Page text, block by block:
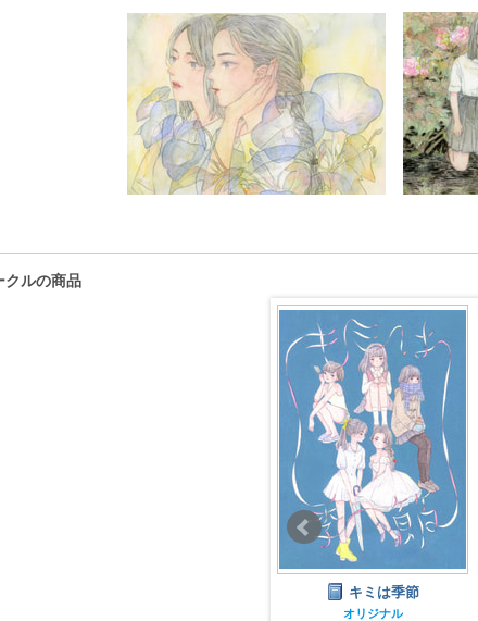
クルの商品
キミは季節
オリジナル